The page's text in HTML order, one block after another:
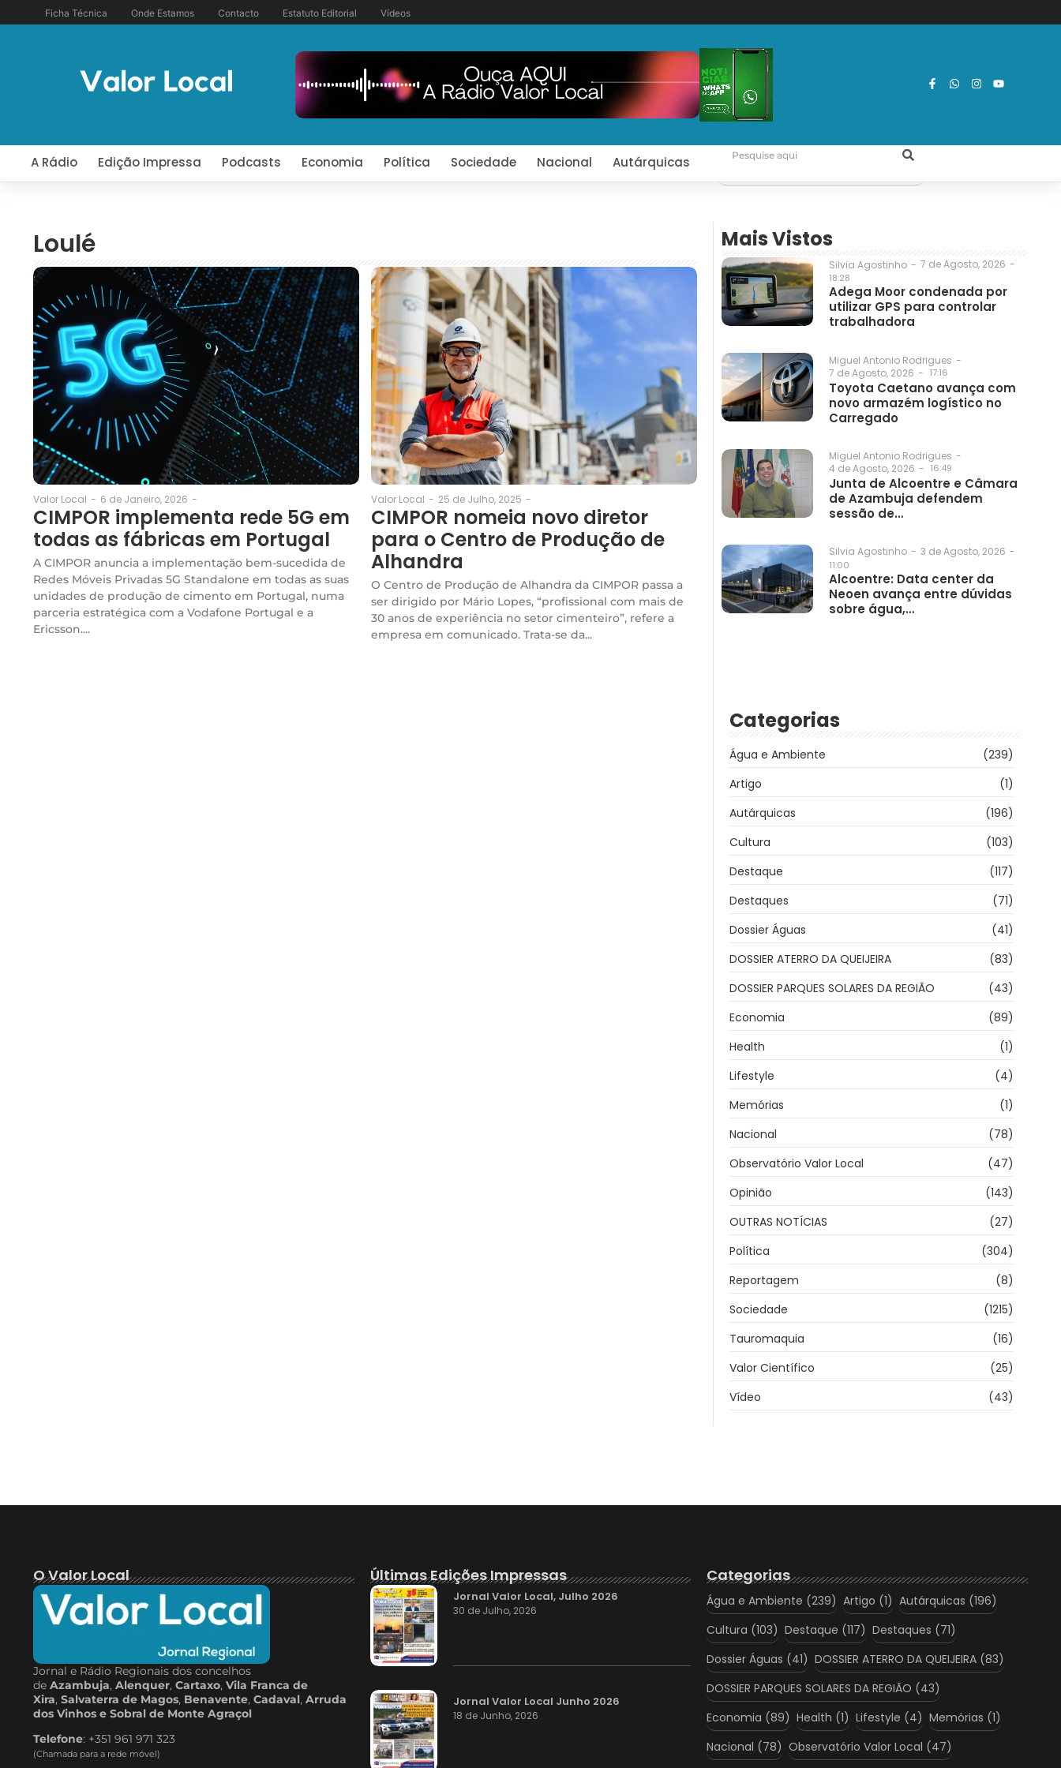
Ficha Técnica Onde Estamos Contacto Estatuto Editorial Vídeos
A Rádio Edição Impressa Podcasts Economia Política Sociedade Nacional Autárquicas
Loulé
Valor Local - 6 de Janeiro, 2026 -
CIMPOR implementa rede 5G em
todas as fábricas em Portugal
A CIMPOR anuncia a implementação bem-sucedida de
Redes Móveis Privadas 5G Standalone em todas as suas
unidades de produção de cimento em Portugal, numa
parceria estratégica com a Vodafone Portugal e a
Ericsson....
Valor Local - 25 de Julho, 2025 -
CIMPOR nomeia novo diretor
para o Centro de Produção de
Alhandra
O Centro de Produção de Alhandra da CIMPOR passa a
ser dirigido por Mário Lopes, “profissional com mais de
30 anos de experiência no setor cimenteiro”, refere a
empresa em comunicado. Trata-se da...
Mais Vistos
Silvia Agostinho - 7 de Agosto, 2026 -
18:28
Adega Moor condenada por
utilizar GPS para controlar
trabalhadora
Miguel Antonio Rodrigues -
7 de Agosto, 2026 - 17:16
Toyota Caetano avança com
novo armazém logístico no
Carregado
Miguel Antonio Rodrigues -
4 de Agosto, 2026 - 16:49
Junta de Alcoentre e Câmara
de Azambuja defendem
sessão de…
Silvia Agostinho - 3 de Agosto, 2026 -
11:00
Alcoentre: Data center da
Neoen avança entre dúvidas
sobre água,…
Categorias
Água e Ambiente
(239)
Artigo
(1)
Autárquicas
(196)
Cultura
(103)
Destaque
(117)
Destaques
(71)
Dossier Águas
(41)
DOSSIER ATERRO DA QUEIJEIRA
(83)
DOSSIER PARQUES SOLARES DA REGIÃO
(43)
Economia
(89)
Health
(1)
Lifestyle
(4)
Memórias
(1)
Nacional
(78)
Observatório Valor Local
(47)
Opinião
(143)
OUTRAS NOTÍCIAS
(27)
Política
(304)
Reportagem
(8)
Sociedade
(1215)
Tauromaquia
(16)
Valor Científico
(25)
Vídeo
(43)
O Valor Local
Jornal e Rádio Regionais dos concelhos
de Azambuja, Alenquer, Cartaxo, Vila Franca de
Xira, Salvaterra de Magos, Benavente, Cadaval, Arruda
dos Vinhos e Sobral de Monte Agraçol
Telefone: +351 961 971 323
(Chamada para a rede móvel)
Últimas Edições Impressas
Jornal Valor Local, Julho 2026
30 de Julho, 2026
Jornal Valor Local Junho 2026
18 de Junho, 2026
Categorias
Água e Ambiente (239) Artigo (1) Autárquicas (196)
Cultura (103) Destaque (117) Destaques (71)
Dossier Águas (41) DOSSIER ATERRO DA QUEIJEIRA (83)
DOSSIER PARQUES SOLARES DA REGIÃO (43)
Economia (89) Health (1) Lifestyle (4) Memórias (1)
Nacional (78) Observatório Valor Local (47)